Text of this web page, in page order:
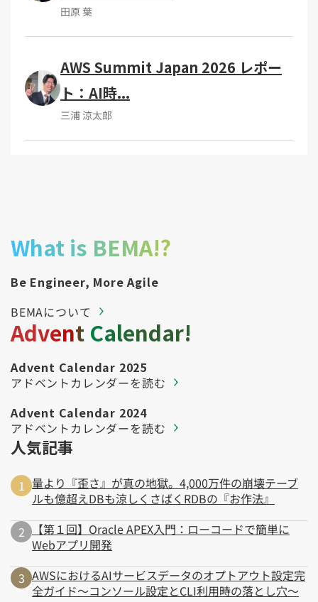
田原 葉
AWS Summit Japan 2026 レポー
ト：AI時...
三浦 涼太郎
What is BEMA!?
Be Engineer, More Agile
BEMAについて
Advent Calendar!
Advent Calendar 2025
アドベントカレンダーを読む
Advent Calendar 2024
アドベントカレンダーを読む
人気記事
量より『歪さ』が真の地獄。4,000万件の崩壊テーブ
ルも億超えDBも涼しくさばくRDBの『お作法』
【第１回】Oracle APEX入門：ローコードで簡単に
Webアプリ開発
AWSにおけるAIサービスデータのオプトアウト設定完
全ガイド～コンソール設定とCLI利用時の落とし穴～